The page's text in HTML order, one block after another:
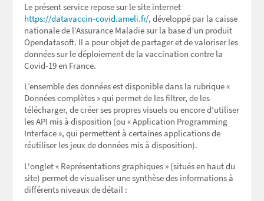
Le présent service repose sur le site internet
https://datavaccin-covid.ameli.fr/, développé par la caisse
nationale de l’Assurance Maladie sur la base d’un produit
Opendatasoft. Il a pour objet de partager et de valoriser les
données sur le déploiement de la vaccination contre la
Covid-19 en France.
L’ensemble des données est disponible dans la rubrique «
Données complètes » qui permet de les filtrer, de les
télécharger, de créer ses propres visuels ou encore d’utiliser
les API mis à disposition (ou « Application Programming
Interface », qui permettent à certaines applications de
réutiliser les jeux de données mis à disposition).
L'onglet « Représentations graphiques » (situés en haut du
site) permet de visualiser une synthèse des informations à
différents niveaux de détail :